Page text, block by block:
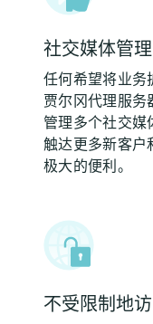
社交媒体管理
任何希望将业务
贾尔冈代理服务
管理多个社交媒
触达更多新客户
极大的便利。
不受限制地